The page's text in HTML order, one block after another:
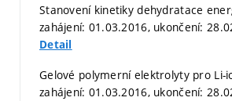
Stanovení kinetiky dehydratace
zahájení: 01.03.2016, ukončení:
Detail
Gelové polymerní elektrolyty pro Li-
zahájení: 01.03.2016, ukončení: